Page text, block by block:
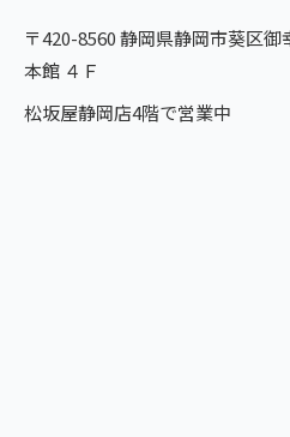
〒420-8560 静岡県静岡市葵区
本館 ４Ｆ
松坂屋静岡店4階で営業中